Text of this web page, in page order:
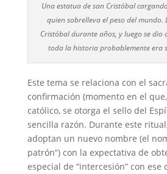
Una estatua de san Cristóbal
quien sobrelleva el peso del mundo.
Cristóbal durante años, y luego se dio
toda la historia probablemente era
Este tema se relaciona con el
confirmación (momento en el
católico, se otorga el sello del
sencilla razón. Durante este
adoptan un nuevo nombre (el
patrón”) con la expectativa de
especial de “intercesión” con ese